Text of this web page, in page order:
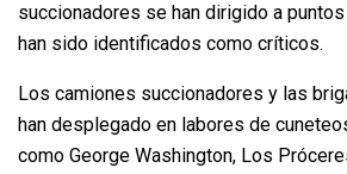
succionadores se han dirigido a
han sido identificados como críticos.
Los camiones succionadores y las
han desplegado en labores de
como George Washington, Los